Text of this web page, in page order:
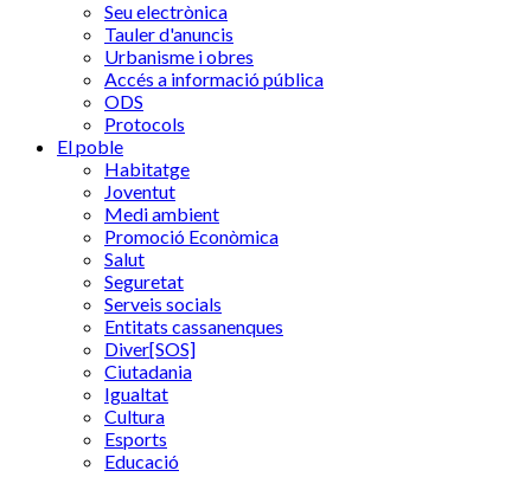
Seu electrònica
Tauler d'anuncis
Urbanisme i obres
Accés a informació pública
ODS
Protocols
El poble
Habitatge
Joventut
Medi ambient
Promoció Econòmica
Salut
Seguretat
Serveis socials
Entitats cassanenques
Diver[SOS]
Ciutadania
Igualtat
Cultura
Esports
Educació